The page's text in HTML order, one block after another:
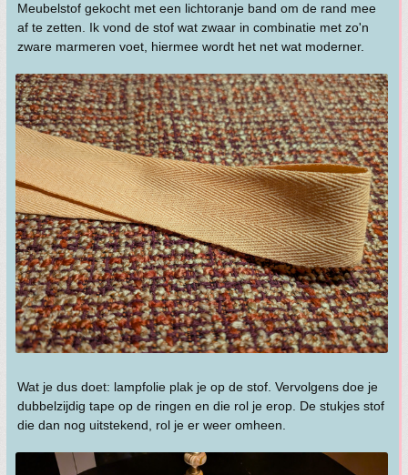
Meubelstof gekocht met een lichtoranje band om de rand mee
af te zetten. Ik vond de stof wat zwaar in combinatie met zo'n
zware marmeren voet, hiermee wordt het net wat moderner.
Wat je dus doet: lampfolie plak je op de stof. Vervolgens doe je
dubbelzijdig tape op de ringen en die rol je erop. De stukjes stof
die dan nog uitstekend, rol je er weer omheen.